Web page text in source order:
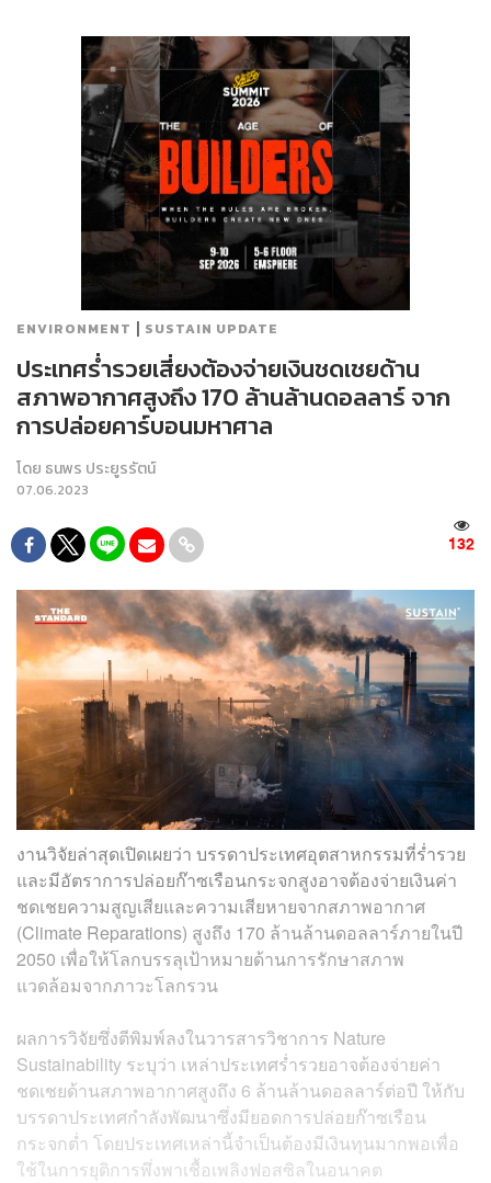
ENVIRONMENT | SUSTAIN UPDATE
ประเทศร่ำรวยเสี่ยงต้องจ่ายเงินชดเชยด้าน
สภาพอากาศสูงถึง 170 ล้านล้านดอลลาร์ จาก
การปล่อยคาร์บอนมหาศาล
โดย ธนพร ประยูรรัตน์
07.06.2023
132
งานวิจัยล่าสุดเปิดเผยว่า บรรดาประเทศอุตสาหกรรมที่ร่ำรวย
และมีอัตราการปล่อยก๊าซเรือนกระจกสูงอาจต้องจ่ายเงินค่า
ชดเชยความสูญเสียและความเสียหายจากสภาพอากาศ
(Climate Reparations) สูงถึง 170 ล้านล้านดอลลาร์ภายในปี
2050 เพื่อให้โลกบรรลุเป้าหมายด้านการรักษาสภาพ
แวดล้อมจากภาวะโลกรวน
ผลการวิจัยซึ่งตีพิมพ์ลงในวารสารวิชาการ Nature
Sustainability ระบุว่า เหล่าประเทศร่ำรวยอาจต้องจ่ายค่า
ชดเชยด้านสภาพอากาศสูงถึง 6 ล้านล้านดอลลาร์ต่อปี ให้กับ
บรรดาประเทศกำลังพัฒนาซึ่งมียอดการปล่อยก๊าซเรือน
กระจกต่ำ โดยประเทศเหล่านี้จำเป็นต้องมีเงินทุนมากพอเพื่อ
ใช้ในการยุติการพึ่งพาเชื้อเพลิงฟอสซิลในอนาคต